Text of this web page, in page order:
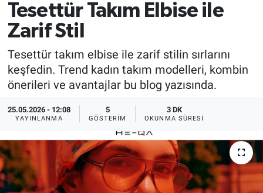
Tesettür Takım Elbise ile
Zarif Stil
Tesettür takım elbise ile zarif stilin sırlarını
keşfedin. Trend kadın takım modelleri, kombin
önerileri ve avantajlar bu blog yazısında.
25.05.2026 - 12:08
YAYINLANMA
5
GÖSTERIM
3 DK
OKUNMA SÜRESI